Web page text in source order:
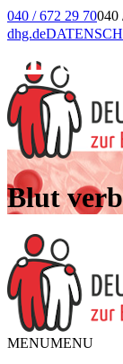
040 / 672 29 70040
dhg.de
Blut
MENUMENU